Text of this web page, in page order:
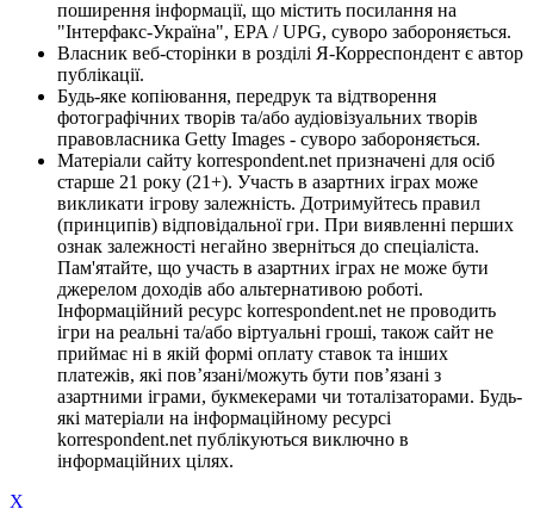
поширення інформації, що містить посилання на
"Інтерфакс-Україна", EPA / UPG, суворо забороняється.
Власник веб-сторінки в розділі Я-Корреспондент є автор
публікації.
Будь-яке копіювання, передрук та відтворення
фотографічних творів та/або аудіовізуальних творів
правовласника Getty Images - суворо забороняється.
Матеріали сайту korrespondent.net призначені для осіб
старше 21 року (21+). Участь в азартних іграх може
викликати ігрову залежність. Дотримуйтесь правил
(принципів) відповідальної гри. При виявленні перших
ознак залежності негайно зверніться до спеціаліста.
Пам'ятайте, що участь в азартних іграх не може бути
джерелом доходів або альтернативою роботі.
Інформаційний ресурс korrespondent.net не проводить
ігри на реальні та/або віртуальні гроші, також сайт не
приймає ні в якій формі оплату ставок та інших
платежів, які пов’язані/можуть бути пов’язані з
азартними іграми, букмекерами чи тоталізаторами. Будь-
які матеріали на інформаційному ресурсі
korrespondent.net публікуються виключно в
інформаційних цілях.
X